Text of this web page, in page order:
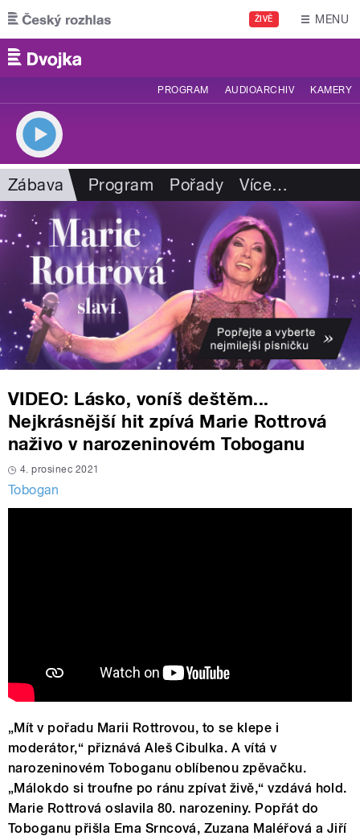
Přejít k hlavnímu obsahu
ŽIVĚ MENU
PROGRAM AUDIOARCHIV KAMERY
Zábava Program Pořady Více…
VIDEO: Lásko, voníš deštěm...
Nejkrásnější hit zpívá Marie Rottrová
naživo v narozeninovém Toboganu
4. prosinec 2021
Tobogan
„Mít v pořadu Marii Rottrovou, to se klepe i
moderátor,“ přiznává Aleš Cibulka. A vítá v
narozeninovém Toboganu oblíbenou zpěvačku.
„Málokdo si troufne po ránu zpívat živě,“ vzdává hold.
Marie Rottrová oslavila 80. narozeniny. Popřát do
Toboganu přišla Ema Srncová, Zuzana Maléřová a Jiří